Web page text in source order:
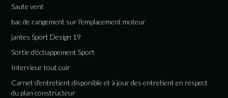
Saute vent
bac de rangement sur l'emplacement moteur
jantes Sport Design 19
Sortie d'échappement Sport
Interrieur tout cuir
Carnet d'entretient disponible et à jour des entretient en respect
du plan constructeur